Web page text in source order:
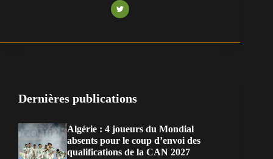
Dernières publications
Algérie : 4 joueurs du Mondial
absents pour le coup d’envoi des
qualifications de la CAN 2027